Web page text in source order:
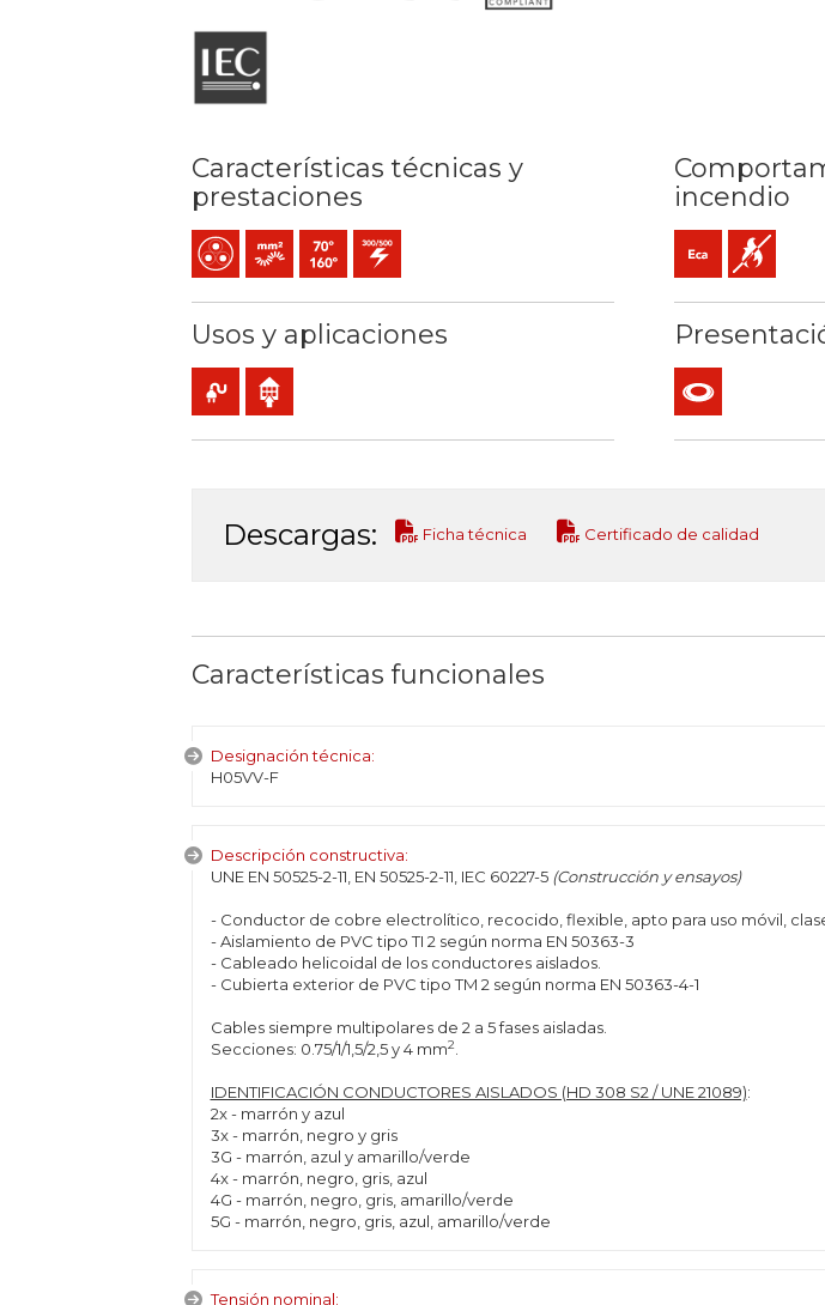
Características técnicas y
prestaciones
MultipolarConductor flexible (clase 5) mm2
Temperatura máx. servicio: 70ºC / 160ºC
300 / 500 V C.A.
incendio
Eca (reacción al
No
Usos y aplicaciones
Uso móvilUso interior
Descargas: Ficha técnica Certificado de calidad
Características funcionales
Designación técnica:
H05VV-F
Descripción constructiva:
UNE EN 50525-2-11, EN 50525-2-11, IEC 60227-5 (Construcción y ensayos)
- Conductor de cobre electrolítico, recocido, flexible, apto para uso móvil, clase
- Aislamiento de PVC tipo TI 2 según norma EN 50363-3
- Cableado helicoidal de los conductores aislados.
- Cubierta exterior de PVC tipo TM 2 según norma EN 50363-4-1
Cables siempre multipolares de 2 a 5 fases aisladas.
Secciones: 0.75/1/1,5/2,5 y 4 mm2.
IDENTIFICACIÓN CONDUCTORES AISLADOS (HD 308 S2 / UNE 21089):
2x - marrón y azul
3x - marrón, negro y gris
3G - marrón, azul y amarillo/verde
4x - marrón, negro, gris, azul
4G - marrón, negro, gris, amarillo/verde
5G - marrón, negro, gris, azul, amarillo/verde
Tensión nominal: